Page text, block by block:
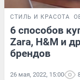
СТИЛЬ И КРАСОТА
6 способов
Zara, H&M и
брендов
26 мая, 2022, 15:00